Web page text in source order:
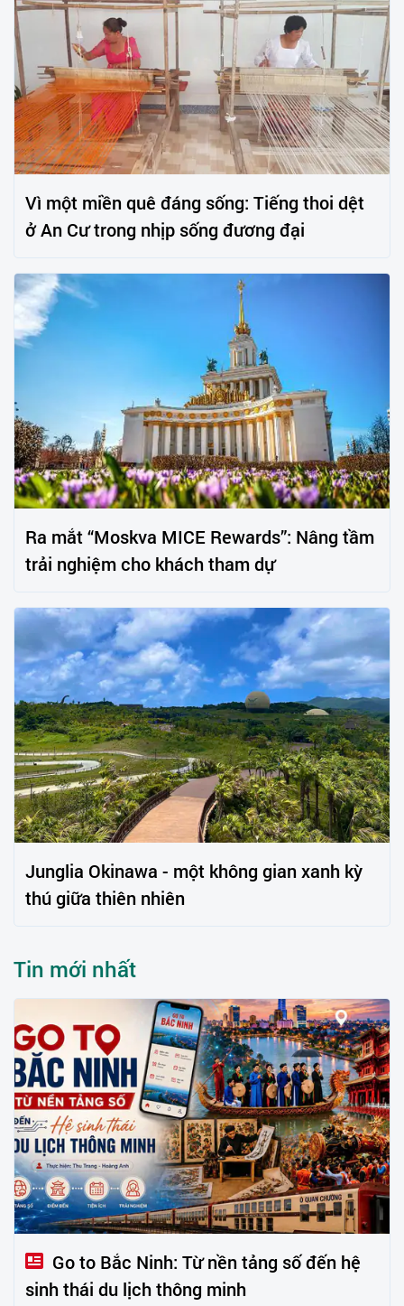
Vì một miền quê đáng sống: Tiếng thoi dệt
ở An Cư trong nhịp sống đương đại
Ra mắt “Moskva MICE Rewards”: Nâng tầm
trải nghiệm cho khách tham dự
Junglia Okinawa - một không gian xanh kỳ
thú giữa thiên nhiên
Tin mới nhất
Go to Bắc Ninh: Từ nền tảng số đến hệ
sinh thái du lịch thông minh